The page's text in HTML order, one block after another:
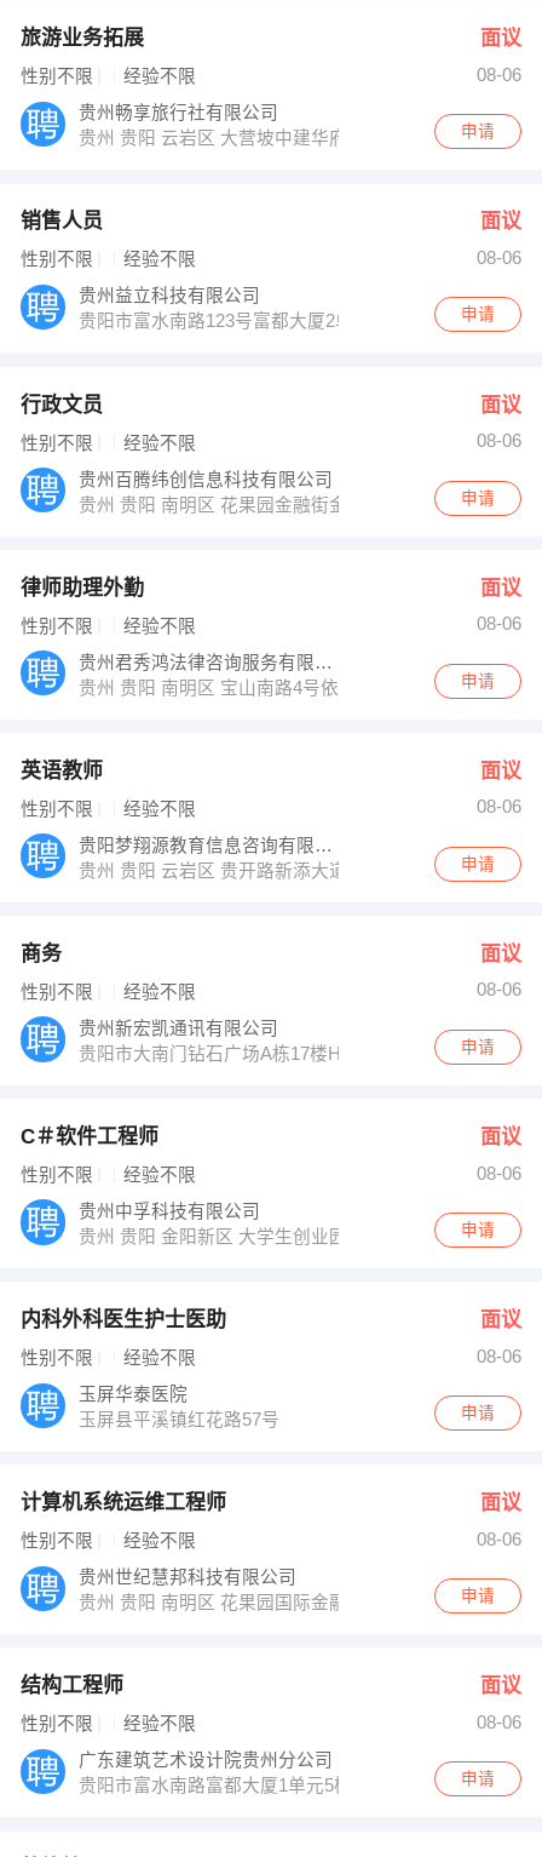
旅游业务拓展 面议
性别不限 经验不限
08-06
贵州畅享旅行社有限公司
贵州 贵阳 云岩区 大营坡中建华府E2栋3203室
申请
销售人员 面议
性别不限 经验不限
08-06
贵州益立科技有限公司
贵阳市富水南路123号富都大厦2单元10楼25号
申请
行政文员 面议
性别不限 经验不限
08-06
贵州百腾纬创信息科技有限公司
贵州 贵阳 南明区 花果园金融街金融大厦
申请
律师助理外勤 面议
性别不限 经验不限
08-06
贵州君秀鸿法律咨询服务有限公司
贵州 贵阳 南明区 宝山南路4号依山碧玉A栋2单元203
申请
英语教师 面议
性别不限 经验不限
08-06
贵阳梦翔源教育信息咨询有限公司
贵州 贵阳 云岩区 贵开路新添大道南段居易阁14楼2号
申请
商务 面议
性别不限 经验不限
08-06
贵州新宏凯通讯有限公司
贵阳市大南门钻石广场A栋17楼H座
申请
C＃软件工程师 面议
性别不限 经验不限
08-06
贵州中孚科技有限公司
贵州 贵阳 金阳新区 大学生创业园
申请
内科外科医生护士医助 面议
性别不限 经验不限
08-06
玉屏华泰医院
玉屏县平溪镇红花路57号
申请
计算机系统运维工程师 面议
性别不限 经验不限
08-06
贵州世纪慧邦科技有限公司
贵州 贵阳 南明区 花果园国际金融街1号E7栋1724申请
结构工程师 面议
性别不限 经验不限
08-06
广东建筑艺术设计院贵州分公司
贵阳市富水南路富都大厦1单元5楼7号
申请